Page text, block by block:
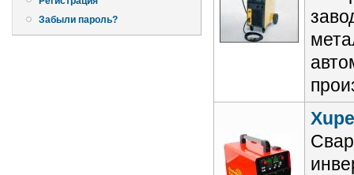
Забыли пароль?